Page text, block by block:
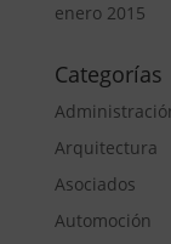
enero 2015
Categorías
Arquitectura
Asociados
Automoción